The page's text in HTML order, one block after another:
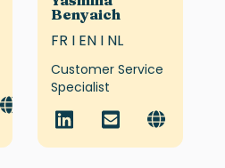
Benyaich
FR I EN I NL
Customer Service
Specialist